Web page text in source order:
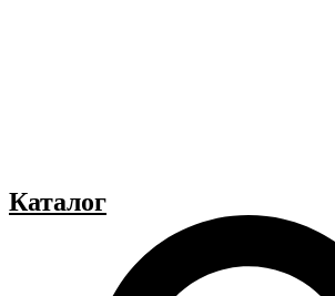
Каталог